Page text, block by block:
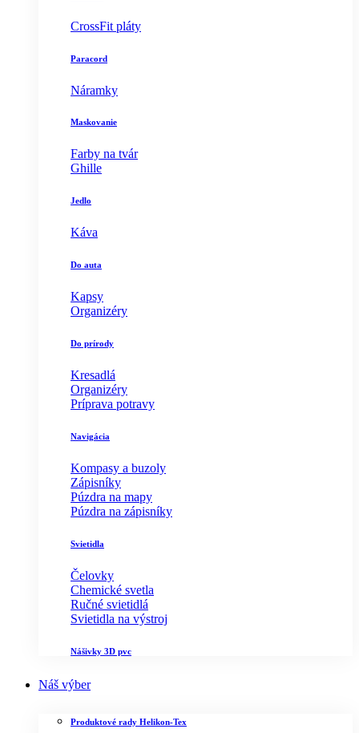
CrossFit pláty
Paracord
Náramky
Maskovanie
Farby na tvár
Ghille
Jedlo
Káva
Do auta
Kapsy
Organizéry
Do prírody
Kresadlá
Organizéry
Príprava potravy
Navigácia
Kompasy a buzoly
Zápisníky
Púzdra na mapy
Púzdra na zápisníky
Svietidla
Čelovky
Chemické svetla
Ručné svietidlá
Svietidla na výstroj
Nášivky 3D pvc
Náš výber
Produktové rady Helikon-Tex